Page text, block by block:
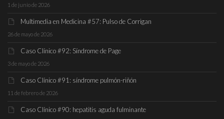
1 de junio de 2026
Multimedia en Medicina #57: Pulso de Corrigan
26 de mayo de 2026
Caso Clínico #92: Síndrome de Page
3 de mayo de 2026
Caso Clínico #91: síndrome pulmón-riñón
11 de febrero de 2026
Caso Clínico #90: hepatitis aguda fulminante